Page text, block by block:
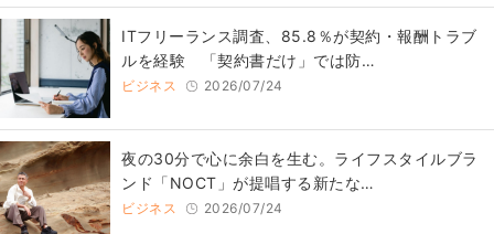
ITフリーランス調査、85.8％が契約・報酬トラブ
ルを経験 「契約書だけ」では防…
ビジネス 2026/07/24
​夜の30分で心に余白を生む。ライフスタイルブラ
ンド「NOCT」が提唱する新たな…
ビジネス 2026/07/24